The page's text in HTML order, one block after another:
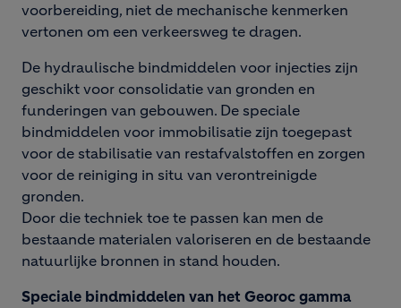
voorbereiding, niet de mechanische kenmerken
vertonen om een verkeersweg te dragen.
De hydraulische bindmiddelen voor injecties zijn
geschikt voor consolidatie van gronden en
funderingen van gebouwen. De speciale
bindmiddelen voor immobilisatie zijn toegepast
voor de stabilisatie van restafvalstoffen en zorgen
voor de reiniging in situ van verontreinigde
gronden.
Door die techniek toe te passen kan men de
bestaande materialen valoriseren en de bestaande
natuurlijke bronnen in stand houden.
Speciale bindmiddelen van het Georoc gamma